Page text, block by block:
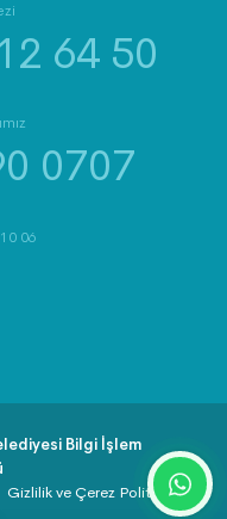
64 50
0707
06
Bilgi İşlem
Gizlilik ve Çerez Politikası